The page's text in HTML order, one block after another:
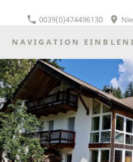
0039(0)474496130
NAVIGATION